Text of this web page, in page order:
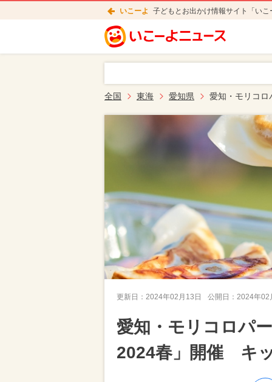
いこーよ 子どもとお出かけ情報サイト「い
全国 東海 愛知県 愛知・モリコ
更新日： 2024年02月13日 公開日： 2024年02
愛知・モリコロパ
2024春」開催 キ